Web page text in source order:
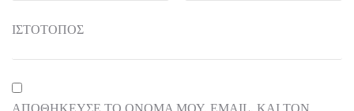
ΙΣΤΌΤΟΠΟΣ
ΑΠΟΘΉΚΕΥΣΕ ΤΟ ΌΝΟΜΆ ΜΟΥ, EMAIL, ΚΑΙ ΤΟΝ